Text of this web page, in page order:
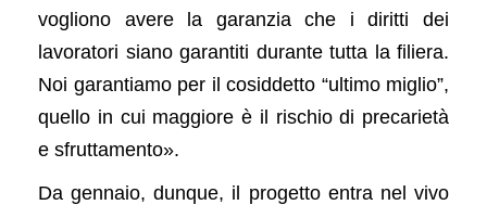
vogliono avere la garanzia che i diritti dei
lavoratori siano garantiti durante tutta la filiera.
Noi garantiamo per il cosiddetto “ultimo miglio”,
quello in cui maggiore è il rischio di precarietà
e sfruttamento».
Da gennaio, dunque, il progetto entra nel vivo